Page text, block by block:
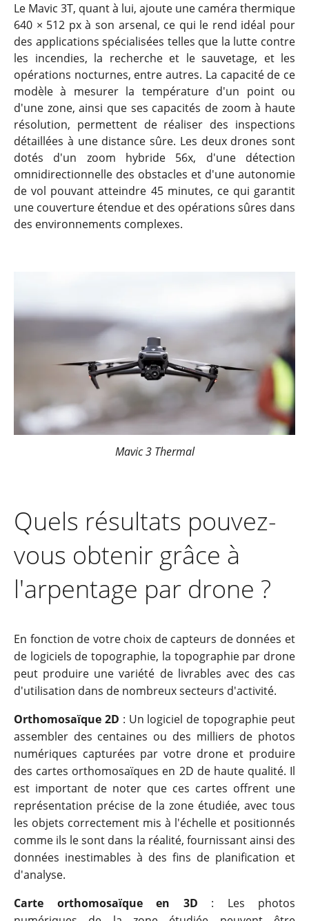
Le Mavic 3T, quant à lui, ajoute une caméra thermique
640 × 512 px à son arsenal, ce qui le rend idéal pour
des applications spécialisées telles que la lutte contre
les incendies, la recherche et le sauvetage, et les
opérations nocturnes, entre autres. La capacité de ce
modèle à mesurer la température d'un point ou
d'une zone, ainsi que ses capacités de zoom à haute
résolution, permettent de réaliser des inspections
détaillées à une distance sûre. Les deux drones sont
dotés d'un zoom hybride 56x, d'une détection
omnidirectionnelle des obstacles et d'une autonomie
de vol pouvant atteindre 45 minutes, ce qui garantit
une couverture étendue et des opérations sûres dans
des environnements complexes.
Mavic 3 Thermal
Quels résultats pouvez-
vous obtenir grâce à
l'arpentage par drone ?
En fonction de votre choix de capteurs de données et
de logiciels de topographie, la topographie par drone
peut produire une variété de livrables avec des cas
d'utilisation dans de nombreux secteurs d'activité.
Orthomosaïque 2D : Un logiciel de topographie peut
assembler des centaines ou des milliers de photos
numériques capturées par votre drone et produire
des cartes orthomosaïques en 2D de haute qualité. Il
est important de noter que ces cartes offrent une
représentation précise de la zone étudiée, avec tous
les objets correctement mis à l'échelle et positionnés
comme ils le sont dans la réalité, fournissant ainsi des
données inestimables à des fins de planification et
d'analyse.
Carte orthomosaïque en 3D : Les photos